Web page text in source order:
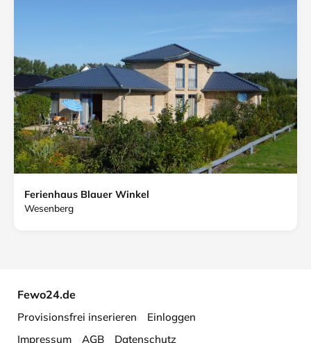
Ferienhaus Blauer Winkel
Wesenberg
Fewo24.de
Provisionsfrei inserieren
Einloggen
Impressum
AGB Datenschutz